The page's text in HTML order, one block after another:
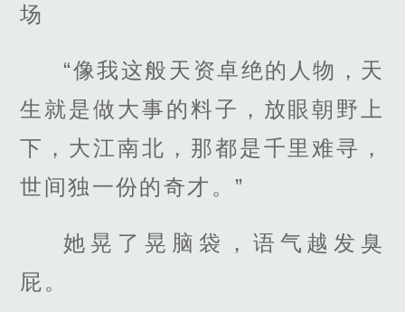
场
“像我这般天资卓绝的人物，天
生就是做大事的料子，放眼朝野上
下，大江南北，那都是千里难寻，
世间独一份的奇才。”
她晃了晃脑袋，语气越发臭
屁。